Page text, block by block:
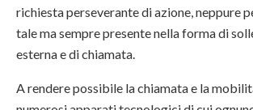
richiesta perseverante di azione, neppure
tale ma sempre presente nella forma di
esterna e di chiamata.
A rendere possibile la chiamata e la